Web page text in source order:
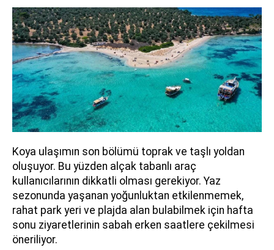
Koya ulaşımın son bölümü toprak ve taşlı yoldan
oluşuyor. Bu yüzden alçak tabanlı araç
kullanıcılarının dikkatli olması gerekiyor. Yaz
sezonunda yaşanan yoğunluktan etkilenmemek,
rahat park yeri ve plajda alan bulabilmek için hafta
sonu ziyaretlerinin sabah erken saatlere çekilmesi
öneriliyor.